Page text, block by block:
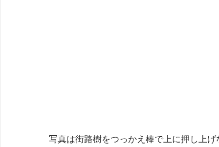
写真は街路樹をつっかえ棒で上に押し上